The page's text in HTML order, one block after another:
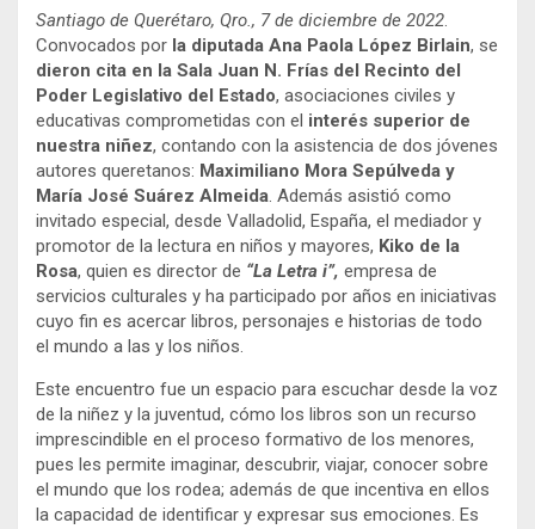
Santiago de Querétaro, Qro., 7 de diciembre de 2022.
Convocados por la diputada Ana Paola López Birlain, se
dieron cita en la Sala Juan N. Frías del Recinto del
Poder Legislativo del Estado, asociaciones civiles y
educativas comprometidas con el interés superior de
nuestra niñez, contando con la asistencia de dos jóvenes
autores queretanos: Maximiliano Mora Sepúlveda y
María José Suárez Almeida. Además asistió como
invitado especial, desde Valladolid, España, el mediador y
promotor de la lectura en niños y mayores, Kiko de la
Rosa, quien es director de “La Letra i”, empresa de
servicios culturales y ha participado por años en iniciativas
cuyo fin es acercar libros, personajes e historias de todo
el mundo a las y los niños.
Este encuentro fue un espacio para escuchar desde la voz
de la niñez y la juventud, cómo los libros son un recurso
imprescindible en el proceso formativo de los menores,
pues les permite imaginar, descubrir, viajar, conocer sobre
el mundo que los rodea; además de que incentiva en ellos
la capacidad de identificar y expresar sus emociones. Es